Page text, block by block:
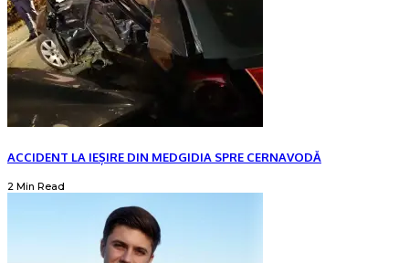
ACCIDENT LA IEȘIRE DIN MEDGIDIA SPRE CERNAVODĂ
2 Min Read